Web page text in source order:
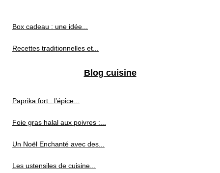
Box cadeau : une idée...
Recettes traditionnelles et...
Blog cuisine
Paprika fort : l’épice...
Foie gras halal aux poivres :...
Un Noël Enchanté avec des...
Les ustensiles de cuisine...